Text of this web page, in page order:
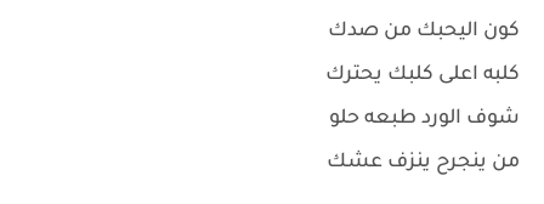
كون اليحبك من صدك
كلبه اعلى كلبك يحترك
شوف الورد طبعه حلو
من ينجرح ينزف عشك